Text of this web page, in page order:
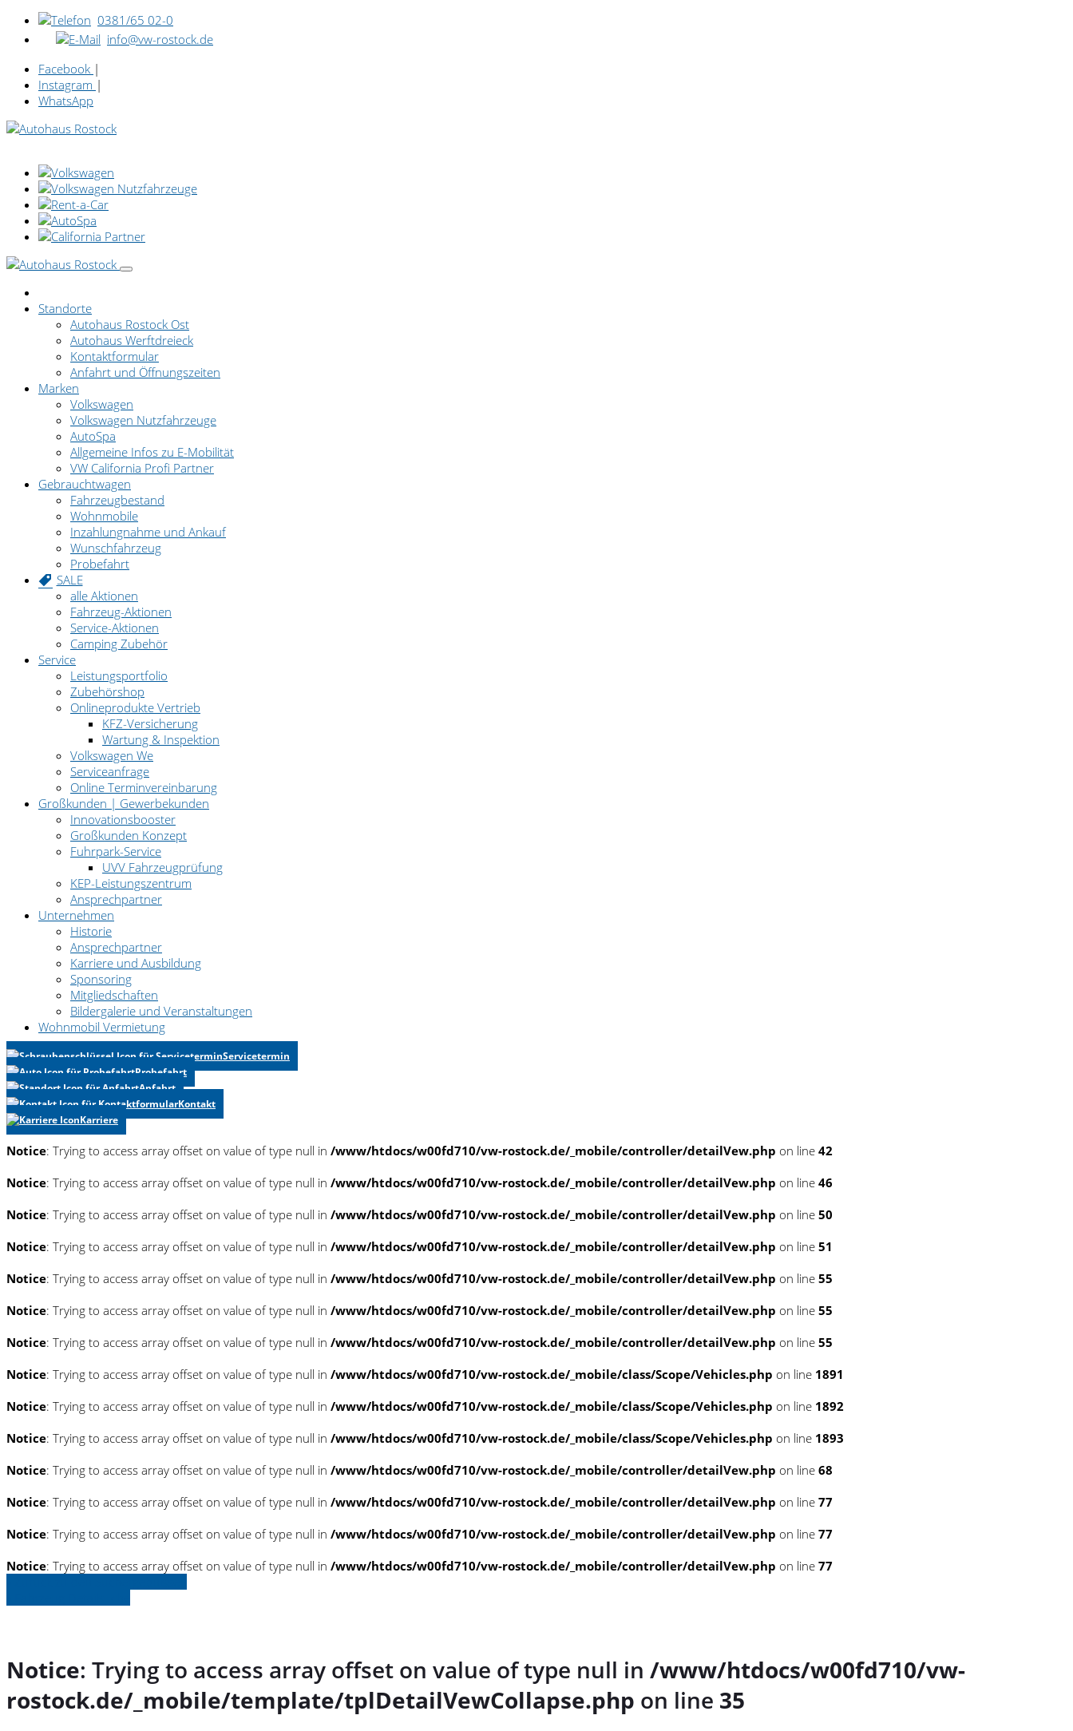
0381/65 02-0
info@vw-rostock.de
Facebook |
Instagram |
WhatsApp
Standorte
Autohaus Rostock Ost
Autohaus Werftdreieck
Kontaktformular
Anfahrt und Öffnungszeiten
Marken
Volkswagen
Volkswagen Nutzfahrzeuge
AutoSpa
Allgemeine Infos zu E-Mobilität
VW California Profi Partner
Gebrauchtwagen
Fahrzeugbestand
Wohnmobile
Inzahlungnahme und Ankauf
Wunschfahrzeug
Probefahrt
SALE
alle Aktionen
Fahrzeug-Aktionen
Service-Aktionen
Camping Zubehör
Service
Leistungsportfolio
Zubehörshop
Onlineprodukte Vertrieb
KFZ-Versicherung
Wartung & Inspektion
Volkswagen We
Serviceanfrage
Online Terminvereinbarung
Großkunden | Gewerbekunden
Innovationsbooster
Großkunden Konzept
Fuhrpark-Service
UVV Fahrzeugprüfung
KEP-Leistungszentrum
Ansprechpartner
Unternehmen
Historie
Ansprechpartner
Karriere und Ausbildung
Sponsoring
Mitgliedschaften
Bildergalerie und Veranstaltungen
Wohnmobil Vermietung
Servicetermin
Probefahrt
Anfahrt
Kontakt
Karriere
Notice: Trying to access array offset on value of type null in /www/htdocs/w00fd710/vw-rostock.de/_mobile/controller/detailVew.php on line 42
Notice: Trying to access array offset on value of type null in /www/htdocs/w00fd710/vw-rostock.de/_mobile/controller/detailVew.php on line 46
Notice: Trying to access array offset on value of type null in /www/htdocs/w00fd710/vw-rostock.de/_mobile/controller/detailVew.php on line 50
Notice: Trying to access array offset on value of type null in /www/htdocs/w00fd710/vw-rostock.de/_mobile/controller/detailVew.php on line 51
Notice: Trying to access array offset on value of type null in /www/htdocs/w00fd710/vw-rostock.de/_mobile/controller/detailVew.php on line 55
Notice: Trying to access array offset on value of type null in /www/htdocs/w00fd710/vw-rostock.de/_mobile/controller/detailVew.php on line 55
Notice: Trying to access array offset on value of type null in /www/htdocs/w00fd710/vw-rostock.de/_mobile/controller/detailVew.php on line 55
Notice: Trying to access array offset on value of type null in /www/htdocs/w00fd710/vw-rostock.de/_mobile/class/Scope/Vehicles.php on line 1891
Notice: Trying to access array offset on value of type null in /www/htdocs/w00fd710/vw-rostock.de/_mobile/class/Scope/Vehicles.php on line 1892
Notice: Trying to access array offset on value of type null in /www/htdocs/w00fd710/vw-rostock.de/_mobile/class/Scope/Vehicles.php on line 1893
Notice: Trying to access array offset on value of type null in /www/htdocs/w00fd710/vw-rostock.de/_mobile/controller/detailVew.php on line 68
Notice: Trying to access array offset on value of type null in /www/htdocs/w00fd710/vw-rostock.de/_mobile/controller/detailVew.php on line 77
Notice: Trying to access array offset on value of type null in /www/htdocs/w00fd710/vw-rostock.de/_mobile/controller/detailVew.php on line 77
Notice: Trying to access array offset on value of type null in /www/htdocs/w00fd710/vw-rostock.de/_mobile/controller/detailVew.php on line 77
Notice: Trying to access array offset on value of type null in /www/htdocs/w00fd710/vw-
rostock.de/_mobile/template/tplDetailVewCollapse.php on line 35